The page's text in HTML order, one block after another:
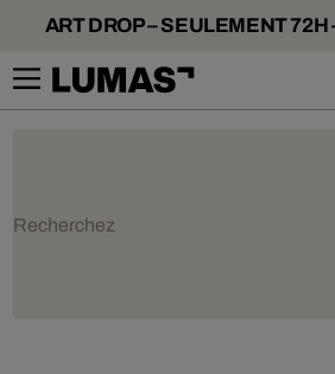
ART DROP – SEULEMENT